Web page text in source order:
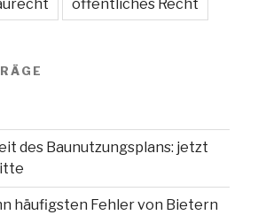
öffentliches Recht
des Baunutzungsplans: jetzt
häufigsten Fehler von Bietern